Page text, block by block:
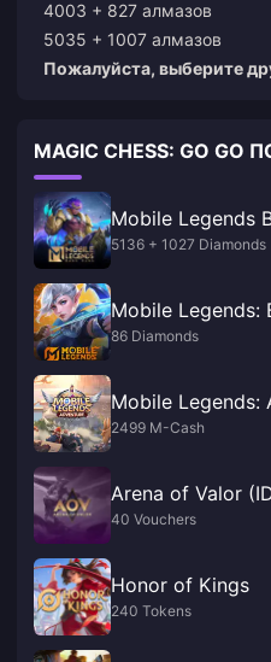
4003 + 827 алмазов
5035 + 1007 алмазов
Пожалуйста, выберите
MAGIC CHESS: GO
Mobile Legends
5136 + 1027 Diamonds
Mobile Legends:
86 Diamonds
Mobile Legends:
2499 M-Cash
Arena of Valor
40 Vouchers
Honor of Kings
240 Tokens